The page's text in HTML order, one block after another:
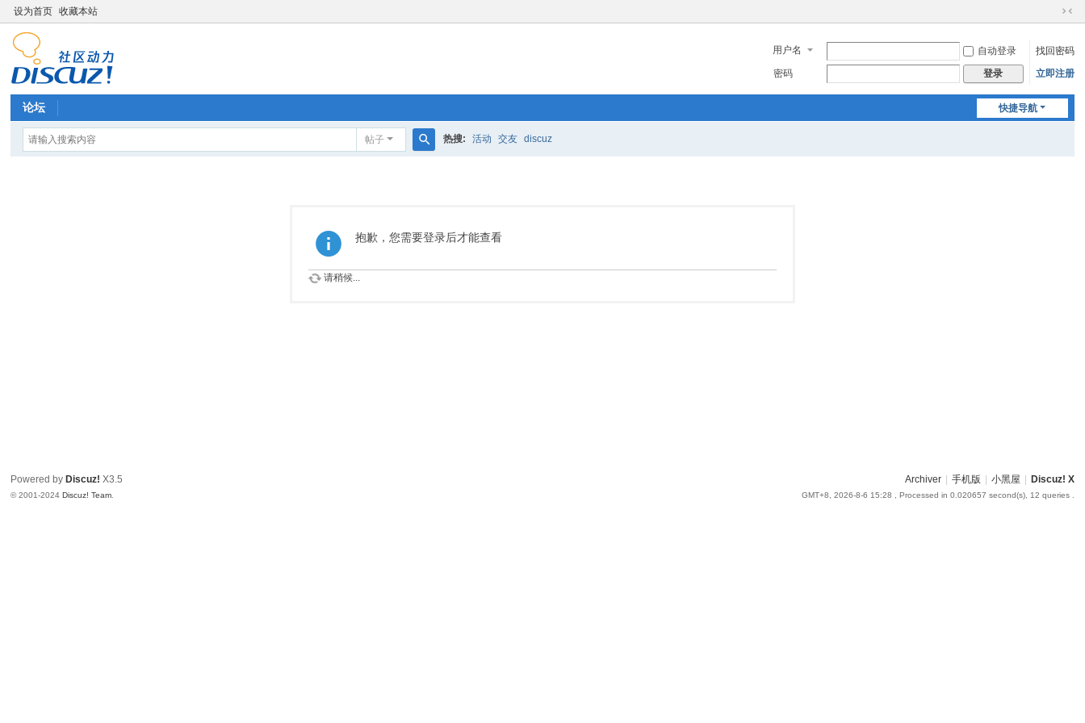
设为首页 收藏本站
切
到
窄
用户名 自动登录
找回密码
密码
登录 立即注册
快捷导航
论坛
帖子 热搜: 活动 交友 discuz
抱歉，您需要登录后才能查看
请稍候...
Archiver 手机版 小黑屋 Discuz! X
GMT+8, 2026-8-6 15:28 , Processed in 0.020657 second(s), 12 queries .
Powered by Discuz! X3.5
© 2001-2024Discuz! Team